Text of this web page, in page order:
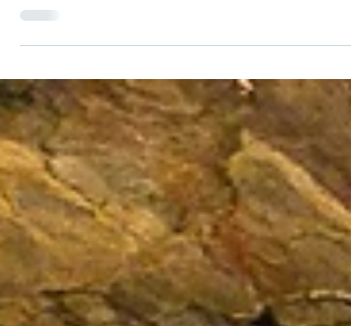
do Distrito Federal, localizada